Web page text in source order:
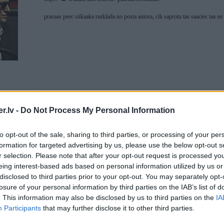
- Do Not Process My Personal Information
opt-out of the sale, sharing to third parties, or processing of your
for targeted advertising by us, please use the below opt-out
selection. Please note that after your opt-out request is processed
interest-based ads based on personal information utilized by us
to third parties prior to your opt-out. You may separately
of your personal information by third parties on the IAB’s list of
This information may also be disclosed by us to third parties on the
Participants that may further disclose it to other third parties.
Los Angeles
prasaas peec siikaaka razklada no posta autora, cik saprotu tas saacies taa
Sākās kādu laiku atpakaļ pats no sevis. Nekāda pārkarsēšana vai kas
parādās nedēļā reizi uz kādu h vai visu dienu un nākamajā mistiski pazudis.
Vēl ir tā, kad tukšgaitā paraustās kādas 3-4min un sāk normāli rūkt.
Update: